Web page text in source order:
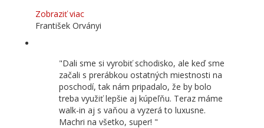
Zobraziť viac
František Orványi
Dali sme si vyrobiť schodisko, ale keď sme
začali s prerábkou ostatných miestnosti na
poschodí, tak nám pripadalo, že by bolo
treba využiť lepšie aj kúpeľňu. Teraz máme
walk-in aj s vaňou a vyzerá to luxusne.
Machri na všetko, super!